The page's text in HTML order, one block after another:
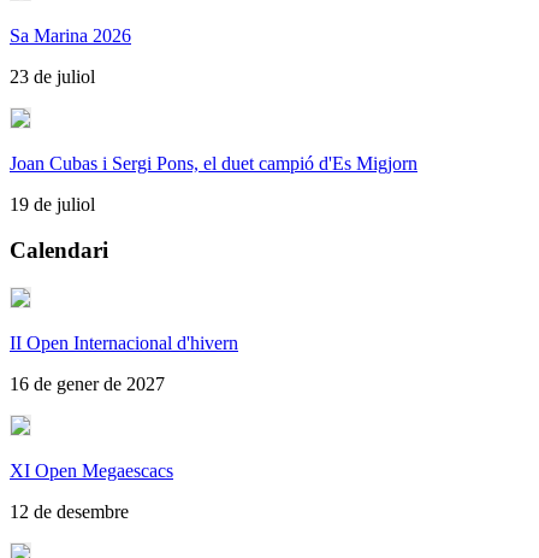
Sa Marina 2026
23 de juliol
Joan Cubas i Sergi Pons, el duet campió d'Es Migjorn
19 de juliol
Calendari
II Open Internacional d'hivern
16 de gener de 2027
XI Open Megaescacs
12 de desembre